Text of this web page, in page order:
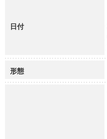
日付
形態